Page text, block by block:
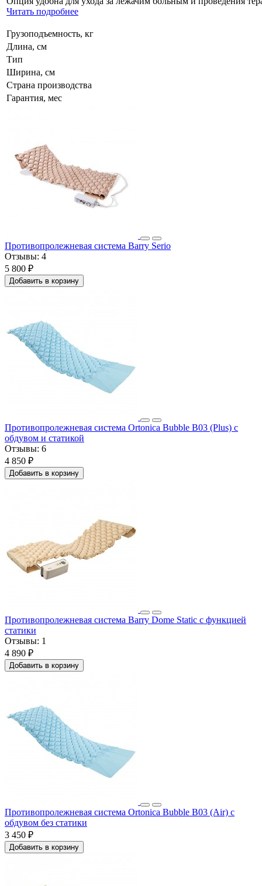
Читать подробнее
Грузоподъемность, кг
Длина, см
Тип
Ширина, см
Страна производства
Гарантия, мес
Противопролежневая система Barry Serio
Отзывы: 4
5 800 ₽
Добавить в корзину
Противопролежневая система Ortonica Bubble B03 (Plus) с
обдувом и статикой
Отзывы: 6
4 850 ₽
Добавить в корзину
Противопролежневая система Barry Dome Static с функцией
статики
Отзывы: 1
4 890 ₽
Добавить в корзину
Противопролежневая система Ortonica Bubble B03 (Air) с
обдувом без статики
3 450 ₽
Добавить в корзину